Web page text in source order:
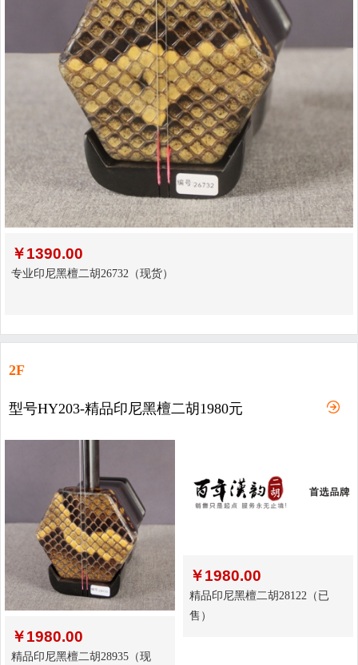
￥1390.00
专业印尼黑檀二胡26732（现货）
2F
型号HY203-精品印尼黑檀二胡1980元
￥1980.00
精品印尼黑檀二胡28935（现
￥1980.00
精品印尼黑檀二胡28122（已
售）